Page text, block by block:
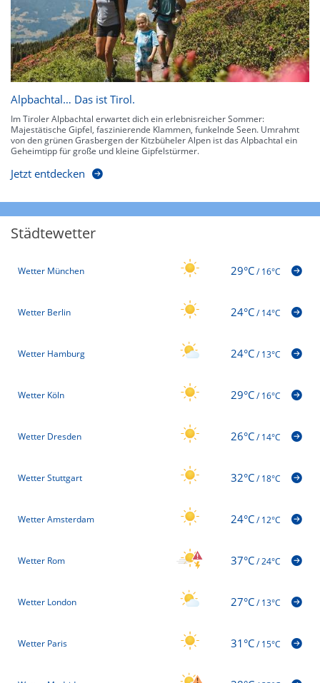
Alpbachtal… Das ist Tirol.
Im Tiroler Alpbachtal erwartet dich ein erlebnisreicher Sommer:
Majestätische Gipfel, faszinierende Klammen, funkelnde Seen. Umrahmt
von den grünen Grasbergen der Kitzbüheler Alpen ist das Alpbachtal ein
Geheimtipp für große und kleine Gipfelstürmer.
Jetzt entdecken
Städtewetter
Wetter München 29°C/16°C
Wetter Berlin 24°C/14°C
Wetter Hamburg 24°C/13°C
Wetter Köln 29°C/16°C
Wetter Dresden 26°C/14°C
Wetter Stuttgart 32°C/18°C
Wetter Amsterdam 24°C/12°C
Wetter Rom 37°C/24°C
Wetter London 27°C/13°C
Wetter Paris 31°C/15°C